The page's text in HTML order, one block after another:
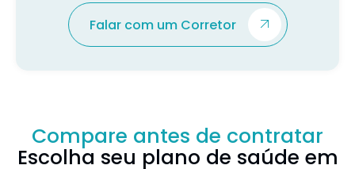
Falar com um Corretor
Compare antes de contratar
Escolha seu plano de saúde em